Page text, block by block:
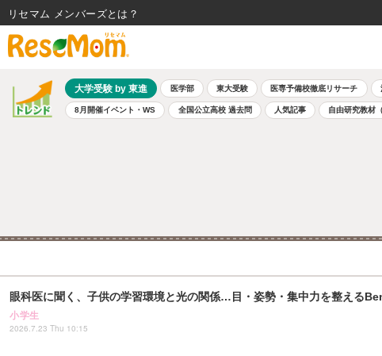
大学受験 by 東進 医学部 東大受験 医専予備校徹底リサーチ
8月開催イベント・WS 全国公立高校 過去問 人気記事 自由研究教材
眼科医に聞く、子供の学習環境と光の関係…目・姿勢・集中力を整える
小学生
2026.7.23 Thu 10:15
リセマム メンバーズ